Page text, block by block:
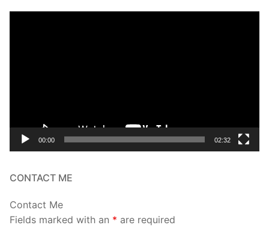
00:00 02:32
CONTACT ME
Contact Me
Fields marked with an * are required